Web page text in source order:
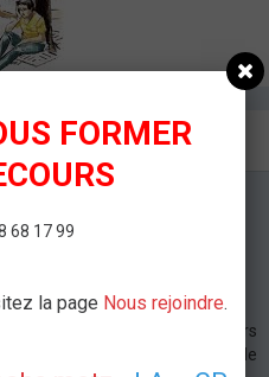
2015
- Metz
gestes de premiers secours
dans notre salle de formation de
FORMER
68 17 99
la page Nous rejoindre.